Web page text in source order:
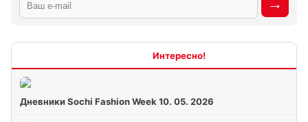
Дневники Sochi Fashion Week 10. 05. 2026